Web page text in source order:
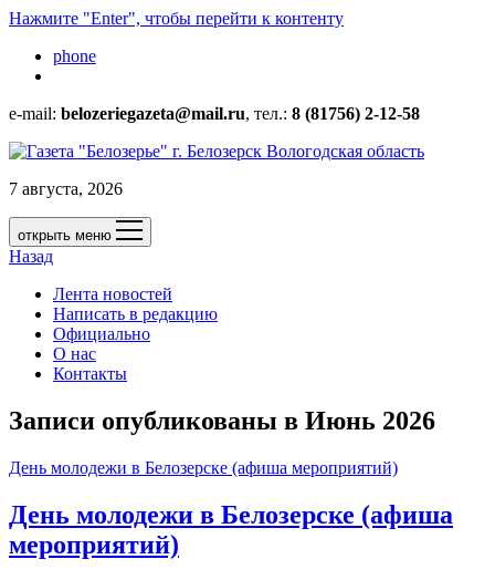
Нажмите "Enter", чтобы перейти к контенту
phone
e-mail: belozeriegazeta@mail.ru, тел.: 8 (81756) 2-12-58
7 августа, 2026
открыть меню
Назад
Лента новостей
Написать в редакцию
Официально
О нас
Контакты
Записи опубликованы в Июнь 2026
День молодежи в Белозерске (афиша мероприятий)
День молодежи в Белозерске (афиша
мероприятий)